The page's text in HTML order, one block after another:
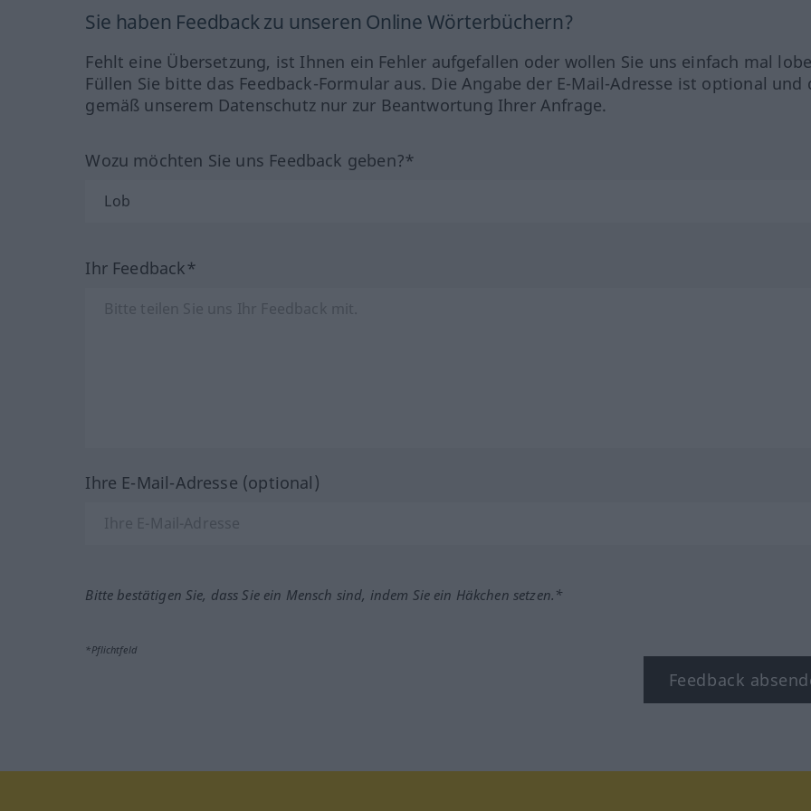
Sie haben Feedback zu unseren Online Wörterbüchern?
Fehlt eine Übersetzung, ist Ihnen ein Fehler aufgefallen oder wollen Sie uns einfach mal
Füllen Sie bitte das Feedback-Formular aus. Die Angabe der E-Mail-Adresse ist optional und
gemäß unserem Datenschutz nur zur Beantwortung Ihrer Anfrage.
Wozu möchten Sie uns Feedback geben?*
Ihr Feedback*
Ihre E-Mail-Adresse (optional)
Bitte bestätigen Sie, dass Sie ein Mensch sind, indem Sie ein Häkchen setzen.*
*Pflichtfeld
Feedback